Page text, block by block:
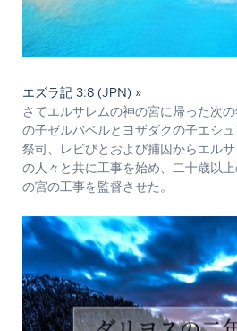
エズラ記 3:8 (JPN) »
さてエルサレムの神の宮に帰った次
の子ゼルバベルとヨザダクの子エシ
祭司、レビびとおよび捕囚からエル
の人々と共に工事を始め、二十歳以
の宮の工事を監督させた。